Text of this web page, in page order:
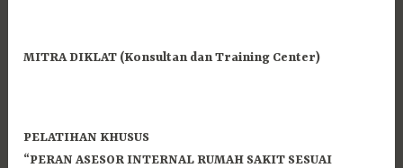
MITRA DIKLAT (Konsultan dan Training Center)
PELATIHAN KHUSUS
“PERAN ASESOR INTERNAL RUMAH SAKIT SESUAI